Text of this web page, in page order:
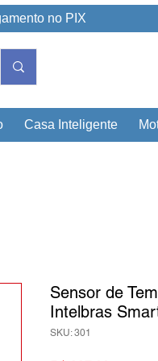
no PIX
Casa Inteligente
Sensor de
Intelbras
SKU: 301